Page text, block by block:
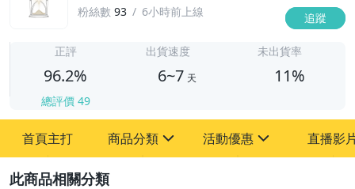
粉絲數 93 6小時前上線 追蹤
正評
96.2%
總評價 49
出貨速度
6~7 天
未出貨率
11%
首頁主打 商品分類
其它
活動優惠
[全店] 粉絲專享
直播影